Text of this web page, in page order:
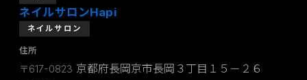
ネイルサロンHapi
ネイルサロン
住所
〒617-0823 京都府長岡京市長岡３丁目１５－２６